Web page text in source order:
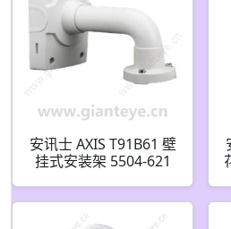
安讯士 AXIS T91B61 壁
挂式安装架 5504-621